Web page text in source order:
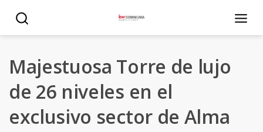
Majestuosa Torre de lujo
de 26 niveles en el
exclusivo sector de Alma